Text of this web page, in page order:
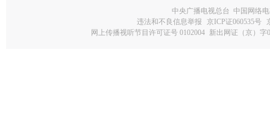
中央广播电视总台 中国网络
违法和不良信息举报
京ICP证060535号
网上传播视听节目许可证号 0102004 新出网证（京）